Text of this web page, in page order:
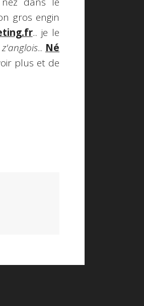
gros engin
... je le
z'anglois... Né
plus et de